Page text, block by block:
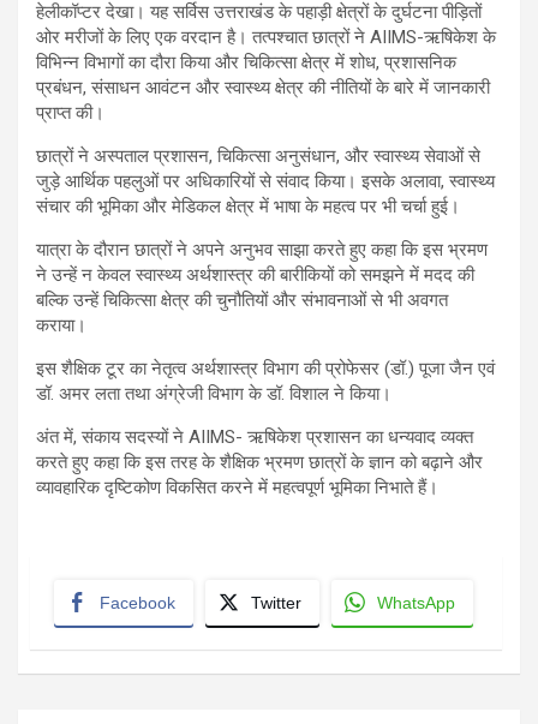
हेलीकॉप्टर देखा। यह सर्विस उत्तराखंड के पहाड़ी क्षेत्रों के दुर्घटना पीड़ितों
ओर मरीजों के लिए एक वरदान है। तत्पश्चात छात्रों ने AIIMS-ऋषिकेश के
विभिन्न विभागों का दौरा किया और चिकित्सा क्षेत्र में शोध, प्रशासनिक
प्रबंधन, संसाधन आवंटन और स्वास्थ्य क्षेत्र की नीतियों के बारे में जानकारी
प्राप्त की।
छात्रों ने अस्पताल प्रशासन, चिकित्सा अनुसंधान, और स्वास्थ्य सेवाओं से
जुड़े आर्थिक पहलुओं पर अधिकारियों से संवाद किया। इसके अलावा, स्वास्थ्य
संचार की भूमिका और मेडिकल क्षेत्र में भाषा के महत्व पर भी चर्चा हुई।
यात्रा के दौरान छात्रों ने अपने अनुभव साझा करते हुए कहा कि इस भ्रमण
ने उन्हें न केवल स्वास्थ्य अर्थशास्त्र की बारीकियों को समझने में मदद की
बल्कि उन्हें चिकित्सा क्षेत्र की चुनौतियों और संभावनाओं से भी अवगत
कराया।
इस शैक्षिक टूर का नेतृत्व अर्थशास्त्र विभाग की प्रोफेसर (डॉ.) पूजा जैन एवं
डॉ. अमर लता तथा अंग्रेजी विभाग के डॉ. विशाल ने किया।
अंत में, संकाय सदस्यों ने AIIMS- ऋषिकेश प्रशासन का धन्यवाद व्यक्त
करते हुए कहा कि इस तरह के शैक्षिक भ्रमण छात्रों के ज्ञान को बढ़ाने और
व्यावहारिक दृष्टिकोण विकसित करने में महत्वपूर्ण भूमिका निभाते हैं।
Facebook Twitter WhatsApp